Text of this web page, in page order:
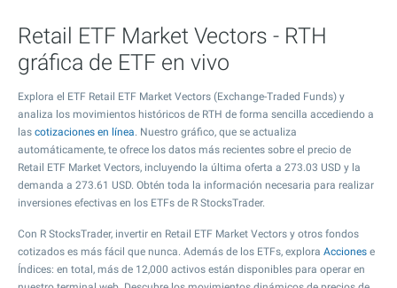
Retail ETF Market Vectors - RTH
gráfica de ETF en vivo
Explora el ETF Retail ETF Market Vectors (Exchange-Traded Funds) y
analiza los movimientos históricos de RTH de forma sencilla accediendo a
las cotizaciones en línea. Nuestro gráfico, que se actualiza
automáticamente, te ofrece los datos más recientes sobre el precio de
Retail ETF Market Vectors, incluyendo la última oferta a 273.03 USD y la
demanda a 273.61 USD. Obtén toda la información necesaria para realizar
inversiones efectivas en los ETFs de R StocksTrader.
Con R StocksTrader, invertir en Retail ETF Market Vectors y otros fondos
cotizados es más fácil que nunca. Además de los ETFs, explora Acciones e
Índices: en total, más de 12,000 activos están disponibles para operar en